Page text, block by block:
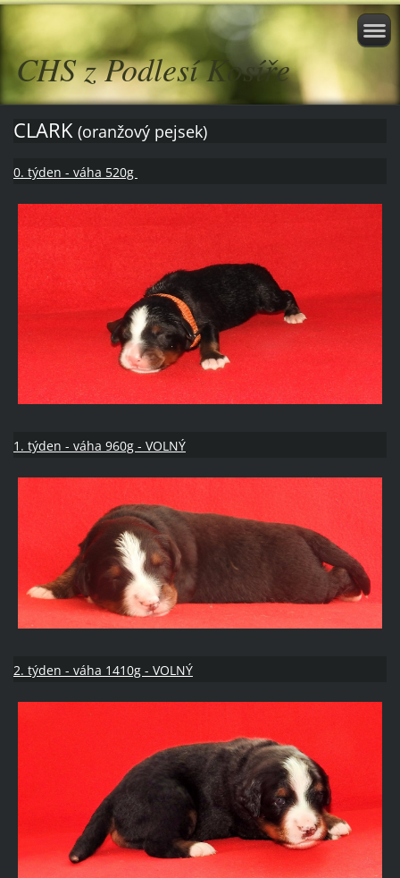
CHS z Podlesí Kosíře
CLARK (oranžový pejsek)
0. týden - váha 520g
1. týden - váha 960g - VOLNÝ
2. týden - váha 1410g - VOLNÝ